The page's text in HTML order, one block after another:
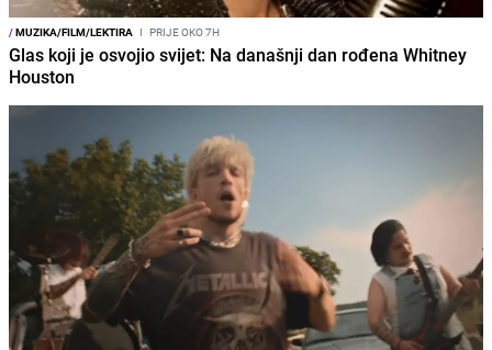
/MUZIKA/FILM/LEKTIRA I PRIJE OKO 7H
Glas koji je osvojio svijet: Na današnji dan rođena Whitney
Houston